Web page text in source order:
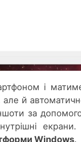
і
й
за
Windows.